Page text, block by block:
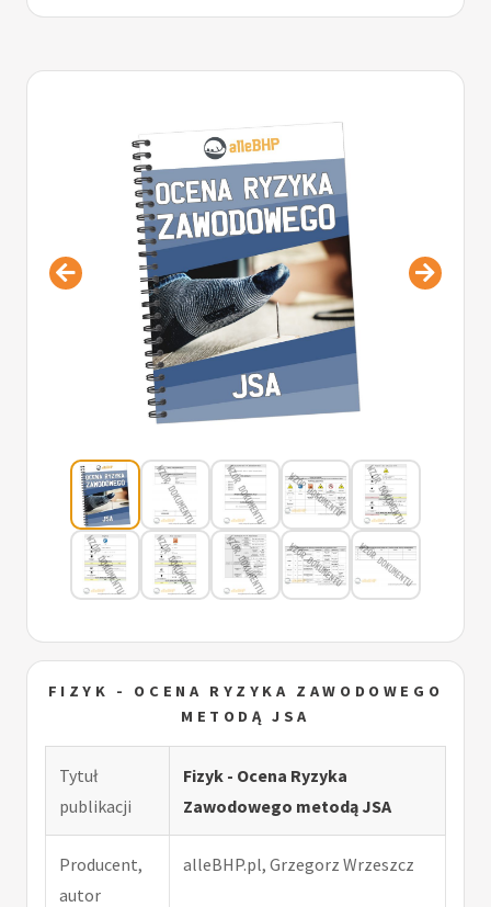
FIZYK - OCENA RYZYKA ZAWODOWEGO
METODĄ JSA
Tytuł
publikacji
Fizyk - Ocena Ryzyka
Zawodowego metodą JSA
Producent,
autor
alleBHP.pl, Grzegorz Wrzeszcz